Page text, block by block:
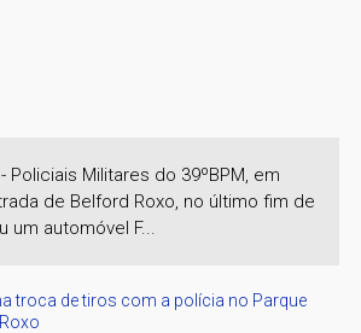
- Policiais Militares do 39ºBPM, em
de Belford Roxo, no último fim de
um automóvel F...
troca de tiros com a polícia no Parque